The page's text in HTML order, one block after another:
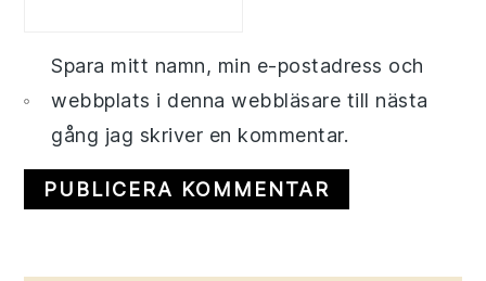
Spara mitt namn, min e-postadress och
webbplats i denna webbläsare till nästa
gång jag skriver en kommentar.